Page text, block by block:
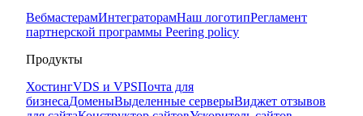
ВебмастерамИнтеграторамНаш логотипРегламент
партнерской программы Peering policy
Продукты
ХостингVDS и VPSПочта для
бизнесаДоменыВыделенные серверыВиджет отзывов